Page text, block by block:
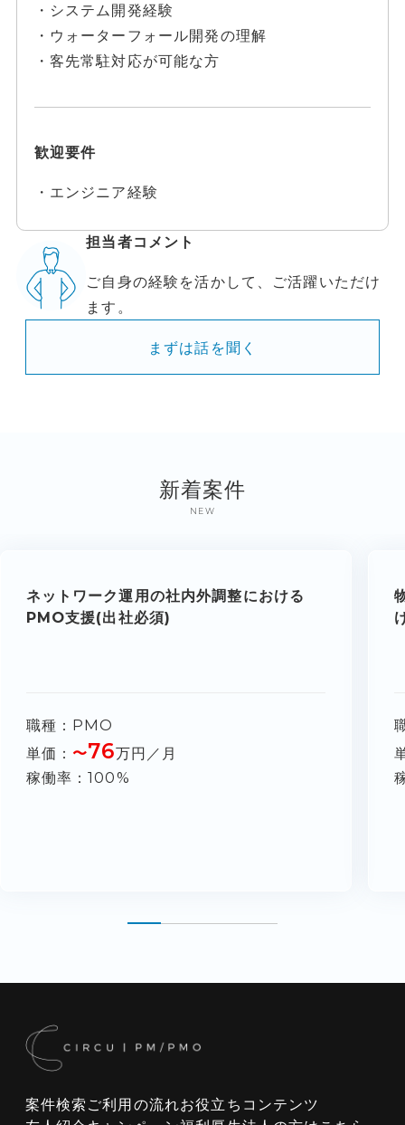
・システム開発経験
・ウォーターフォール開発の理解
・客先常駐対応が可能な方
歓迎要件
・エンジニア経験
担当者コメント
ご自身の経験を活かして、ご活躍いただけ
ます。
まずは話を聞く
新着案件
NEW
ネットワーク運用の社内外調整における
PMO支援(出社必須)
職種
PMO
単価
〜76万円／月
稼働率
100%
案件検索 ご利用の流れお役立ちコンテンツ